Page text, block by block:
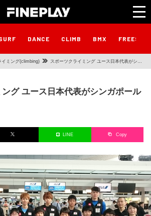
DANCE CLIMB BMX
イミング(climbing) スポーツクライミング ユース日本代表がシン
グ ユース日本代表がシンガポール
LINE Copy